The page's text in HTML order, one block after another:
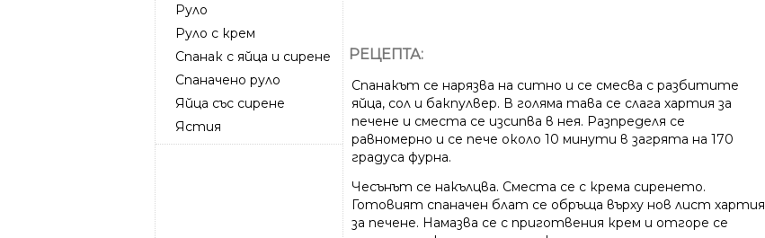
Руло
Руло с крем
Спанак с яйца и сирене
Спаначено руло
Яйца със сирене
Ястия
РЕЦЕПТА:
Спанакът се нарязва на ситно и се смесва с разбитите
яйца, сол и бакпулвер. В голяма тава се слага хартия за
печене и сместа се изсипва в нея. Разпределя се
равномерно и се пече около 10 минути в загрята на 170
градуса фурна.
Чесънът се накълцва. Сместа се с крема сиренето.
Готовият спаначен блат се обръща върху нов лист хартия
за печене. Намазва се с приготвения крем и отгоре се